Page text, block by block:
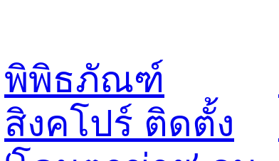
พิพิธภัณฑ์
สิงคโปร์ ติดตั้ง